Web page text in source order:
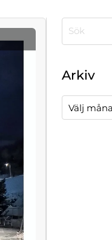
Arkiv